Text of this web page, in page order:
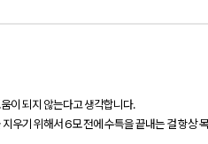
이 되지 않는다고 생각합니다.
우기 위해서 6모 전에 수특을 끝내는 걸 항상